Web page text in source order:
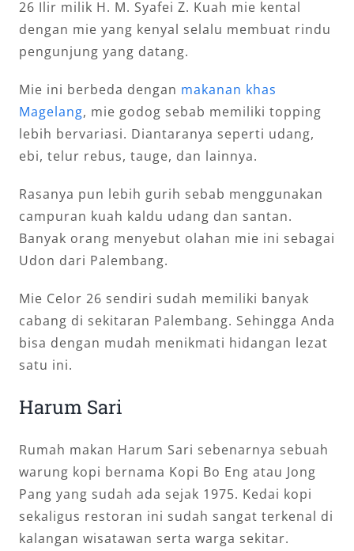
26 Ilir milik H. M. Syafei Z. Kuah mie kental
dengan mie yang kenyal selalu membuat rindu
pengunjung yang datang.
Mie ini berbeda dengan makanan khas
Magelang, mie godog sebab memiliki topping
lebih bervariasi. Diantaranya seperti udang,
ebi, telur rebus, tauge, dan lainnya.
Rasanya pun lebih gurih sebab menggunakan
campuran kuah kaldu udang dan santan.
Banyak orang menyebut olahan mie ini sebagai
Udon dari Palembang.
Mie Celor 26 sendiri sudah memiliki banyak
cabang di sekitaran Palembang. Sehingga Anda
bisa dengan mudah menikmati hidangan lezat
satu ini.
Harum Sari
Rumah makan Harum Sari sebenarnya sebuah
warung kopi bernama Kopi Bo Eng atau Jong
Pang yang sudah ada sejak 1975. Kedai kopi
sekaligus restoran ini sudah sangat terkenal di
kalangan wisatawan serta warga sekitar.